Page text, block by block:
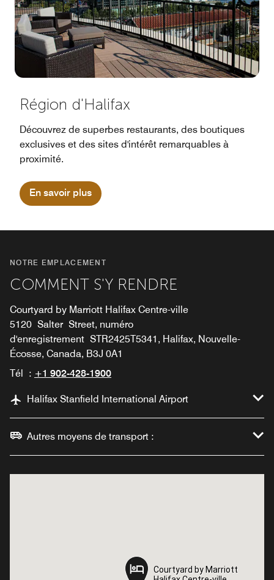
Région d'Halifax
Découvrez de superbes restaurants, des boutiques
exclusives et des sites d'intérêt remarquables à
proximité.
En savoir plus
NOTRE EMPLACEMENT
COMMENT S'Y RENDRE
Courtyard by Marriott Halifax Centre-ville
5120 Salter Street, numéro
d'enregistrement STR2425T5341, Halifax, Nouvelle-
Écosse, Canada, B3J 0A1
Tél : +1 902-428-1900
Halifax Stanfield International Airport
Autres moyens de transport :
Courtyard by Marriott
Courtyard by Marriott